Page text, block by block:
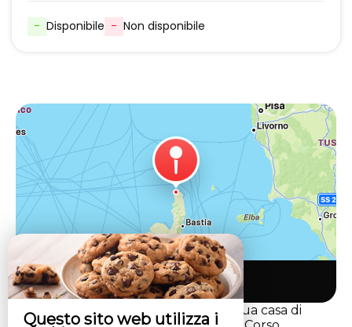
Questo sito web utilizza i
- Disponibile - Non disponibile
Venire da noi
LATU CORSU – Côté Corse La tua casa di